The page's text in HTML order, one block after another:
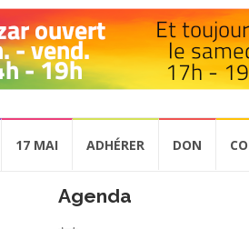
17 MAI ADHÉRER DON
Agenda